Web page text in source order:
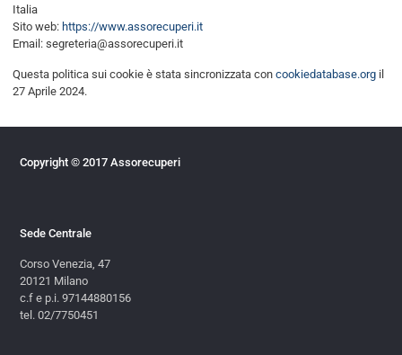
Italia
Sito web: https://www.assorecuperi.it
Email:segreteria@assorecuperi.it
Questa politica sui cookie è stata sincronizzata concookiedatabase.org il
27 Aprile 2024.
Copyright © 2017 Assorecuperi
Sede Centrale
Corso Venezia, 47
20121 Milano
c.f e p.i. 97144880156
tel. 02/7750451